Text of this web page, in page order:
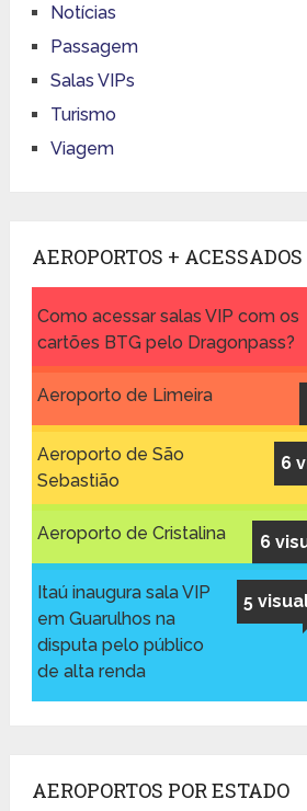
Notícias
Passagem
Salas VIPs
Turismo
Viagem
AEROPORTOS + ACESSADOS
Como acessar salas VIP com os
cartões BTG pelo Dragonpass?
Aeroporto de Limeira
6
Aeroporto de São
Sebastião
6
Aeroporto de Cristalina
5
Itaú inaugura sala VIP
em Guarulhos na
disputa pelo público
de alta renda
AEROPORTOS POR ESTADO